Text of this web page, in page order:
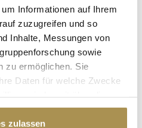
Informationen auf Ihrem
zuzugreifen und so
Inhalte, Messungen von
sowie
zu ermöglichen. Sie
Daten für welche Zwecke
Klicken auf das Privacy
widerrufen
zulassen